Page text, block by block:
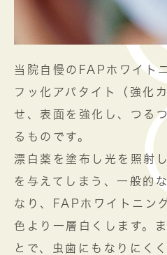
当院自慢のFAPホワイト
フッ化アパタイト（強化
せ、表面を強化し、つる
るものです。
漂白薬を塗布し光を照射
を与えてしまう、一般的
なり、FAPホワイトニン
色より一層白くします。
とで、虫歯にもなりにく